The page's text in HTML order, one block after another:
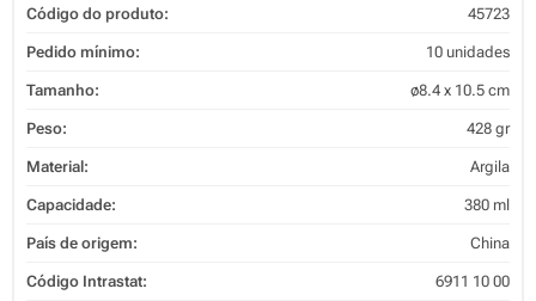
Código do produto: 45723
Pedido mínimo: 10 unidades
Tamanho: ø8.4 x 10.5 cm
Peso: 428 gr
Material: Argila
Capacidade: 380 ml
País de origem: China
Código Intrastat: 6911 10 00